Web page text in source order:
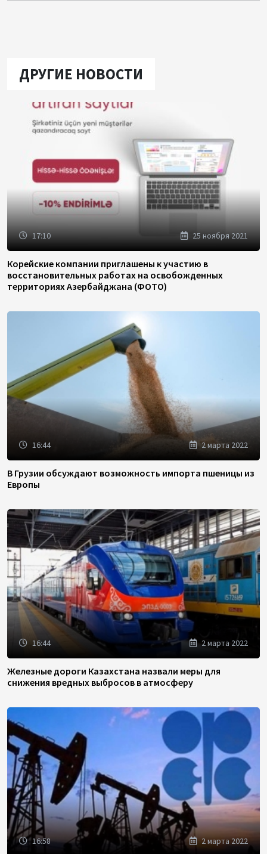
ДРУГИЕ НОВОСТИ
17:10 25 ноября 2021
Корейские компании приглашены к участию в
восстановительных работах на освобожденных
территориях Азербайджана (ФОТО)
16:44 2 марта 2022
В Грузии обсуждают возможность импорта пшеницы из
Европы
16:44 2 марта 2022
Железные дороги Казахстана назвали меры для
снижения вредных выбросов в атмосферу
16:58 2 марта 2022